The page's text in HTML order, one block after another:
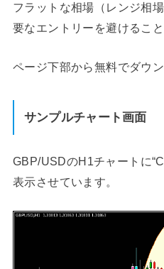
フラットな相場（レンジ相
要なエントリーを避けること
ページ下部から無料でダウ
サンプルチャート画面
GBP/USDのH1チャートに
表示させています。